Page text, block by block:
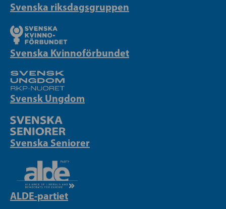
Svenska riksdagsgruppen
Svenska Kvinnoförbundet
Svensk Ungdom
Svenska Seniorer
ALDE-partiet